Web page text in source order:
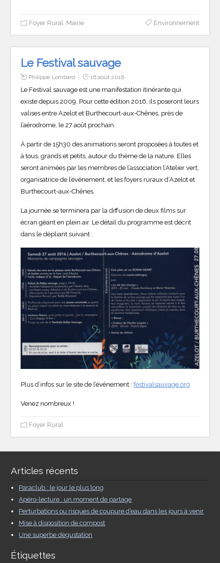
Foyer Rural Mairie Environnement
Le Festival sauvage
Philippe Lombard 16 août 2016
Le Festival sauvage est une manifestation itinérante qui
existe depuis 2009. Pour cette édition 2016, ils poseront leurs
valises entre Azelot et Burthecourt-aux-Chênes, près de
l’aérodrome, le 27 août prochain.
À partir de 15h30 des animations seront proposées à toutes et
à tous, grands et petits, autour du thème de la nature. Elles
seront animées par les membres de l’association l’Atelier vert,
organisatrice de l’événement, et les foyers ruraux d’Azelot et
Burthecourt-aux-Chênes.
La journée se terminera par la diffusion de deux films sur
écran géant en plein air. Le détail du programme est décrit
dans le dépliant suivant :
Plus d’infos sur le site de l’événement :festivalsauvage.org
Venez nombreux !
Foyer Rural
Articles récents
Paraclub : le jour le plus long
Apéro-lecture : un moment de partage
Perturbations ou risques de coupure d’eau dans les jours à venir
Mise à disposition de compost
Une superbe dégustation
Étiquettes